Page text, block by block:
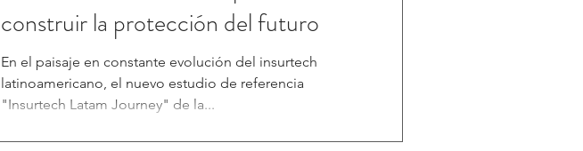
construir la protección del futuro
En el paisaje en constante evolución del insurtech
latinoamericano, el nuevo estudio de referencia
"Insurtech Latam Journey" de la...